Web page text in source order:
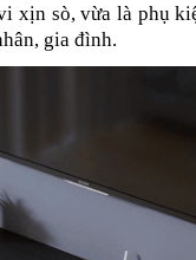
xịn sò, vừa là phụ
gia đình.